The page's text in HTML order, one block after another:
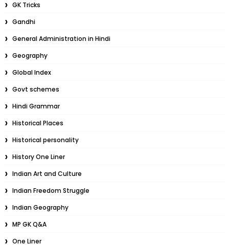
GK Tricks
Gandhi
General Administration in Hindi
Geography
Global Index
Govt schemes
Hindi Grammar
Historical Places
Historical personality
History One Liner
Indian Art and Culture
Indian Freedom Struggle
Indian Geography
MP GK Q&A
One Liner